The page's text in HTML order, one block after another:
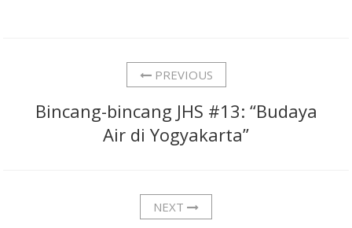
PREVIOUS
Bincang-bincang JHS #13: “Budaya
Air di Yogyakarta”
NEXT